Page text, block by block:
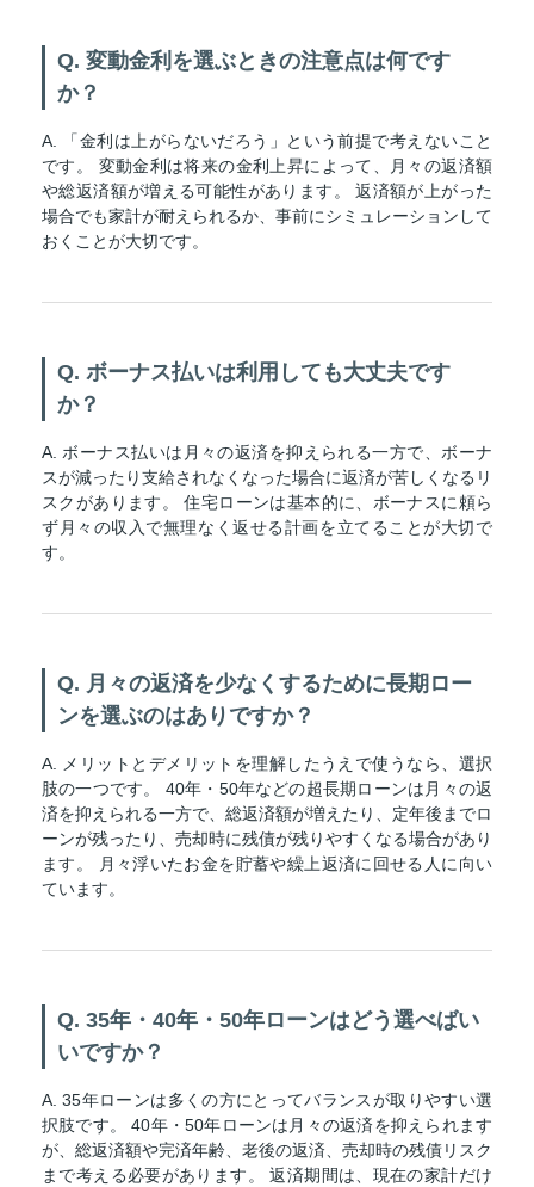
Q. 変動金利を選ぶときの注意点は何です
か？
A. 「金利は上がらないだろう」という前提で考えないこと
です。 変動金利は将来の金利上昇によって、月々の返済額
や総返済額が増える可能性があります。 返済額が上がった
場合でも家計が耐えられるか、事前にシミュレーションして
おくことが大切です。
Q. ボーナス払いは利用しても大丈夫です
か？
A. ボーナス払いは月々の返済を抑えられる一方で、ボーナ
スが減ったり支給されなくなった場合に返済が苦しくなるリ
スクがあります。 住宅ローンは基本的に、ボーナスに頼ら
ず月々の収入で無理なく返せる計画を立てることが大切で
す。
Q. 月々の返済を少なくするために長期ロー
ンを選ぶのはありですか？
A. メリットとデメリットを理解したうえで使うなら、選択
肢の一つです。 40年・50年などの超長期ローンは月々の返
済を抑えられる一方で、総返済額が増えたり、定年後までロ
ーンが残ったり、売却時に残債が残りやすくなる場合があり
ます。 月々浮いたお金を貯蓄や繰上返済に回せる人に向い
ています。
Q. 35年・40年・50年ローンはどう選べばい
いですか？
A. 35年ローンは多くの方にとってバランスが取りやすい選
択肢です。 40年・50年ローンは月々の返済を抑えられます
が、総返済額や完済年齢、老後の返済、売却時の残債リスク
まで考える必要があります。 返済期間は、現在の家計だけ